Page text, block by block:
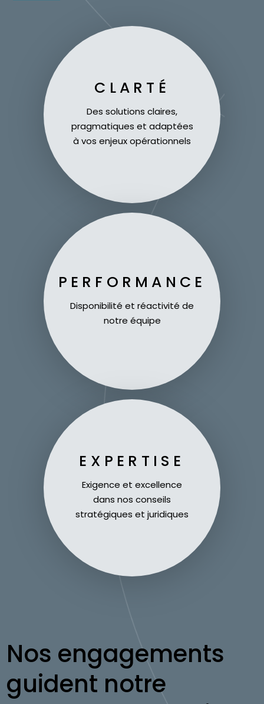
CLARTÉ
Des solutions claires,
pragmatiques et adaptées
à vos enjeux opérationnels
PERFORMANCE
Disponibilité et réactivité de
notre équipe
EXPERTISE
Exigence et excellence
dans nos conseils
stratégiques et juridiques
Nos engagements
guident notre